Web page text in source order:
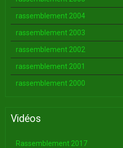
rassemblement 2004
rassemblement 2003
rassemblement 2002
rassemblement 2001
rassemblement 2000
Vidéos
Rassemblement 2017